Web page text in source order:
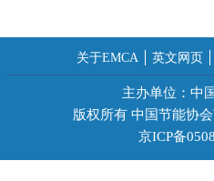
关于EMCA 英文网页
主办单位：中
版权所有 中国节能协
京ICP备